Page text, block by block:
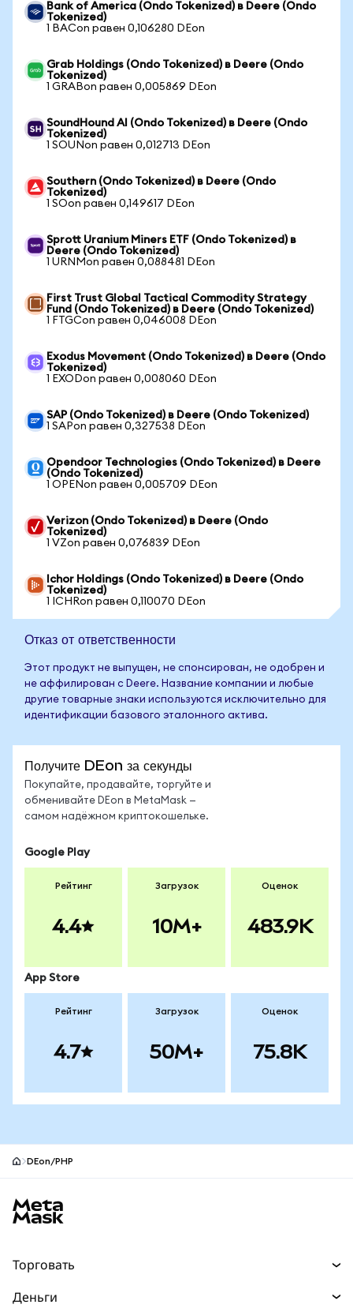
Bank of America (Ondo Tokenized) в Deere (Ondo
Tokenized)
1 BACon равен 0,106280 DEon
Grab Holdings (Ondo Tokenized) в Deere (Ondo
Tokenized)
1 GRABon равен 0,005869 DEon
SoundHound AI (Ondo Tokenized) в Deere (Ondo
Tokenized)
1 SOUNon равен 0,012713 DEon
Southern (Ondo Tokenized) в Deere (Ondo
Tokenized)
1 SOon равен 0,149617 DEon
Sprott Uranium Miners ETF (Ondo Tokenized) в
Deere (Ondo Tokenized)
1 URNMon равен 0,088481 DEon
First Trust Global Tactical Commodity Strategy
Fund (Ondo Tokenized) в Deere (Ondo Tokenized)
1 FTGCon равен 0,046008 DEon
Exodus Movement (Ondo Tokenized) в Deere (Ondo
Tokenized)
1 EXODon равен 0,008060 DEon
SAP (Ondo Tokenized) в Deere (Ondo Tokenized)
1 SAPon равен 0,327538 DEon
Opendoor Technologies (Ondo Tokenized) в Deere
(Ondo Tokenized)
1 OPENon равен 0,005709 DEon
Verizon (Ondo Tokenized) в Deere (Ondo
Tokenized)
1 VZon равен 0,076839 DEon
Ichor Holdings (Ondo Tokenized) в Deere (Ondo
Tokenized)
1 ICHRon равен 0,110070 DEon
Отказ от ответственности
Этот продукт не выпущен, не спонсирован, не одобрен и
не аффилирован с Deere. Название компании и любые
другие товарные знаки используются исключительно для
идентификации базового эталонного актива.
Получите DEon за секунды
Покупайте, продавайте, торгуйте и
обменивайте DEon в MetaMask —
самом надёжном криптокошельке.
Google Play
Рейтинг
4.4
Загрузок
10M+
Оценок
483.9K
App Store
Рейтинг
4.7
Загрузок
50M+
Оценок
75.8K
DEon/PHP
Торговать
Деньги